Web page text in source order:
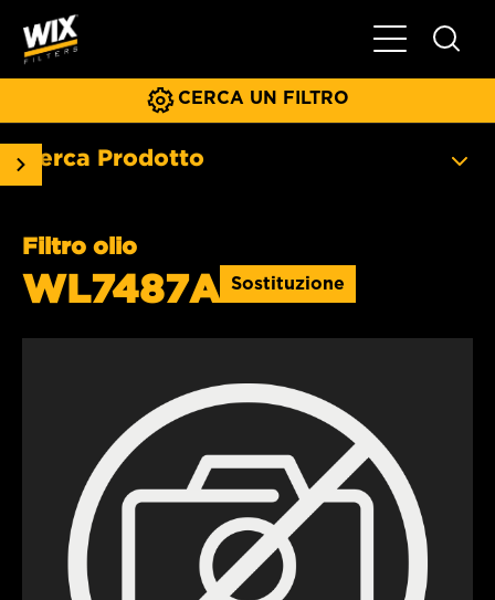
Menu
CERCA UN FILTRO
Cerca Prodotto
Filtro olio
WL7487A Sostituzione